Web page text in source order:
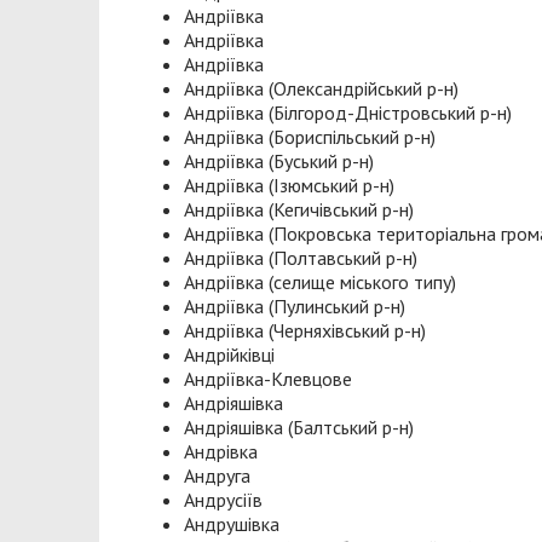
Андріївка
Андріївка
Андріївка
Андріївка (Олександрійський р-н)
Андріївка (Білгород-Дністровський р-н)
Андріївка (Бориспільський р-н)
Андріївка (Буський р-н)
Андріївка (Ізюмський р-н)
Андріївка (Кегичівський р-н)
Андріївка (Покровська територіальна
Андріївка (Полтавський р-н)
Андріївка (селище міського типу)
Андріївка (Пулинський р-н)
Андріївка (Черняхівський р-н)
Андрійківці
Андріївка-Клевцове
Андріяшівка
Андріяшівка (Балтський р-н)
Андрівка
Андруга
Андрусіїв
Андрушівка